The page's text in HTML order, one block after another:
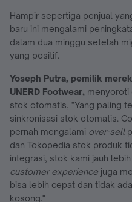
Hampir sepertiga penjual
baru ini mengalami
dalam dua minggu setelah
yang positif.
Yoseph Putra, pemilik
UNERD Footwear, menyoroti
stok otomatis, "Yang paling
sinkronisasi stok otomatis.
pernah mengalami over-sell
dan Tokopedia stok produk
integrasi, stok kami jauh
customer experience juga
bisa lebih cepat dan tidak
kosong."